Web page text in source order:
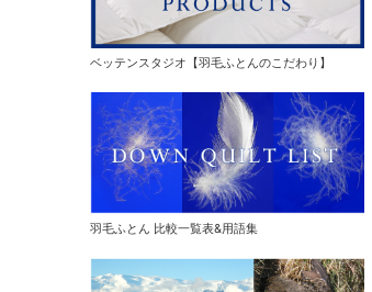
ベッテンスタジオ【羽毛ふとんのこだわり】
羽毛ふとん 比較一覧表&用語集